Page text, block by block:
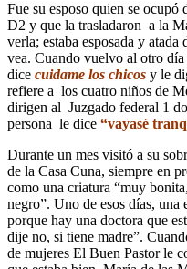
Fue su esposo quien se ocupó
D2 y que la trasladaron a la
verla; estaba esposada y
vea. Cuando vuelvo al otro
dice cuidame los chicos y le
refiere a los cuatro niños de
dirigen al Juzgado federal 1
persona le dice “vayasé
Durante un mes visitó a su
de la Casa Cuna, siempre en
como una criatura “muy
negro”. Uno de esos días, una
porque hay una doctora que
dije no, si tiene madre”.
de mujeres El Buen Pastor le